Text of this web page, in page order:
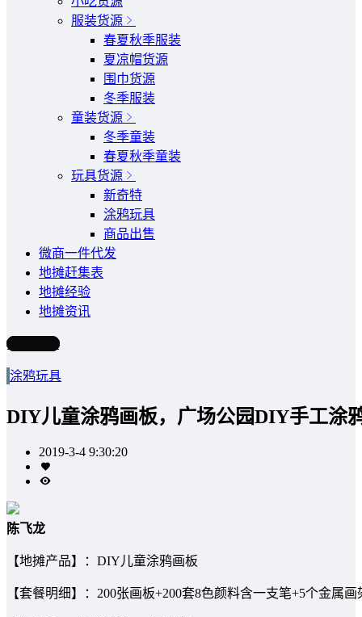
服装货源
春夏秋季服装
夏凉帽货源
围巾货源
冬季服装
童装货源
冬季童装
春夏秋季童装
玩具货源
新奇特
涂鸦玩具
商品出售
微商一件代发
地摊赶集表
地摊经验
地摊资讯
写文章
涂鸦玩具
DIY儿童涂鸦画板，广场公园DIY手工涂
2019-3-4 9:30:20
陈飞龙
【地摊产品】：DIY儿童涂鸦画板
【套餐明细】：200张画板+200套8色颜料含一支笔+5个金属画